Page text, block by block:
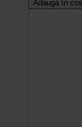
Adauga în cos